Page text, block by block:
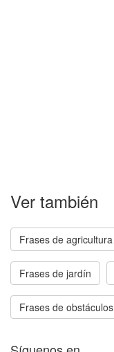
Ver también
Frases de agricultura
Frases de jardín
Frases de obstáculos